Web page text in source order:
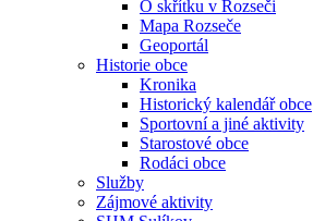
O skřítku v Rozseči
Mapa Rozseče
Geoportál
Historie obce
Kronika
Historický kalendář obce
Sportovní a jiné aktivity
Starostové obce
Rodáci obce
Služby
Zájmové aktivity